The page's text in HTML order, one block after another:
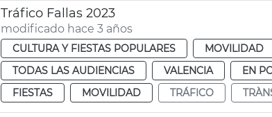
Tráfico Fallas 2023
modificado hace 3 años
CULTURA Y FIESTAS POPULARES MOVILIDAD
TODAS LAS AUDIENCIAS
VALENCIA EN
FIESTAS
MOVILIDAD TRÁFICO